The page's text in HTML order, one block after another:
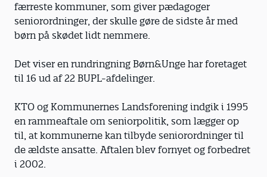
færreste kommuner, som giver pædagoger
seniorordninger, der skulle gøre de sidste år med
børn på skødet lidt nemmere.
Det viser en rundringning Børn&Unge har foretaget
til 16 ud af 22 BUPL-afdelinger.
KTO og Kommunernes Landsforening indgik i 1995
en rammeaftale om seniorpolitik, som lægger op
til, at kommunerne kan tilbyde seniorordninger til
de ældste ansatte. Aftalen blev fornyet og forbedret
i 2002.